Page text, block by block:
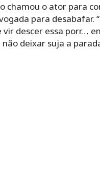
chamou o ator para
para
vir descer essa porr…
deixar suja a